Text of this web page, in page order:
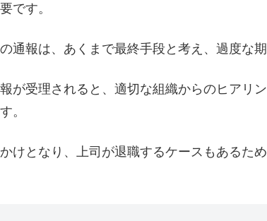
です。
通報は、あくまで最終手段と考え、過度な
が受理されると、適切な組織からのヒアリ
。
けとなり、上司が退職するケースもあるた